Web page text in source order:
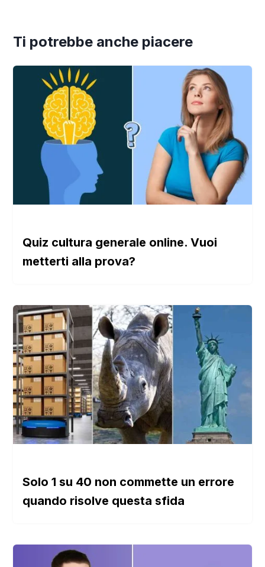
Ti potrebbe anche piacere
Quiz cultura generale online. Vuoi
metterti alla prova?
Solo 1 su 40 non commette un errore
quando risolve questa sfida